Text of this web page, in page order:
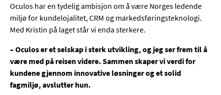
Oculos har en tydelig ambisjon om å være Norges ledende
miljø for kundelojalitet, CRM og markedsføringsteknologi.
Med Kristin på laget står vi enda sterkere.
– Oculos er et selskap i sterk utvikling, og jeg ser frem til å
være med på reisen videre. Sammen skaper vi verdi for
kundene gjennom innovative løsninger og et solid
fagmiljø, avslutter hun.